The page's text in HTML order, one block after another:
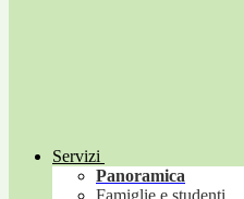
Servizi
Panoramica